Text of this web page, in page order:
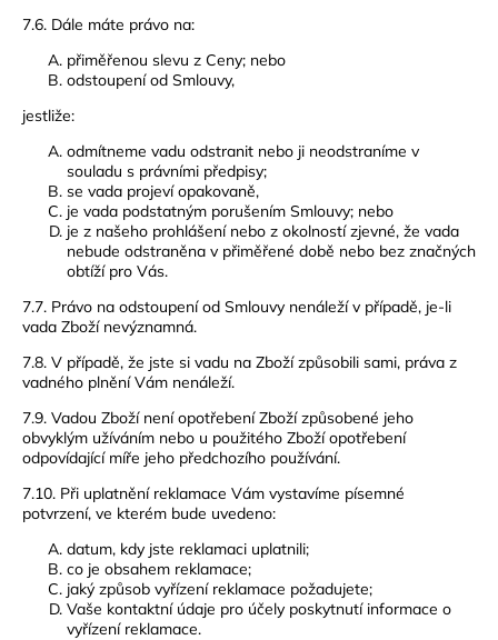
7.6. Dále máte právo na:
přiměřenou slevu z Ceny; nebo
odstoupení od Smlouvy,
jestliže:
odmítneme vadu odstranit nebo ji neodstraníme v
souladu s právními předpisy;
se vada projeví opakovaně,
je vada podstatným porušením Smlouvy; nebo
je z našeho prohlášení nebo z okolností zjevné, že vada
nebude odstraněna v přiměřené době nebo bez značných
obtíží pro Vás.
7.7. Právo na odstoupení od Smlouvy nenáleží v případě, je-li
vada Zboží nevýznamná.
7.8. V případě, že jste si vadu na Zboží způsobili sami, práva z
vadného plnění Vám nenáleží.
7.9. Vadou Zboží není opotřebení Zboží způsobené jeho
obvyklým užíváním nebo u použitého Zboží opotřebení
odpovídající míře jeho předchozího používání.
7.10. Při uplatnění reklamace Vám vystavíme písemné
potvrzení, ve kterém bude uvedeno:
datum, kdy jste reklamaci uplatnili;
co je obsahem reklamace;
jaký způsob vyřízení reklamace požadujete;
Vaše kontaktní údaje pro účely poskytnutí informace o
vyřízení reklamace.